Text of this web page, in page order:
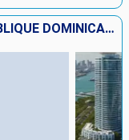
ÉTATS-UNIS, SAINT-MARTIN, RÉPUBLIQUE DOMINICAINE